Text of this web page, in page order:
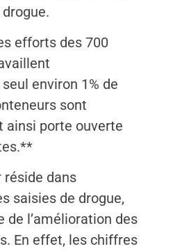
efforts des 700
environ 1% de
sont
ainsi porte ouverte
réside dans
saisies de drogue,
de l’amélioration des
En effet, les chiffres